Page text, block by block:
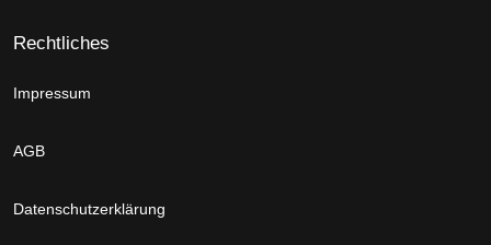
Rechtliches
Impressum
AGB
Datenschutzerklärung